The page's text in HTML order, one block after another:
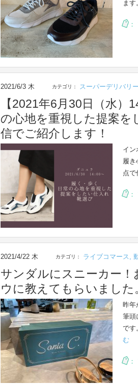
ま
：
2021/6/3 木 カテゴリ： スーパーデリバリ
【2021年6月30日（水
の心地を重視した提案を
信でご紹介します！
イン
履き
点で
：
2021/4/22 木 カテゴリ： ライブコマース,
サンダルにスニーカー！
ウに教えてもらいました
昨年
筆頭
です
む
：